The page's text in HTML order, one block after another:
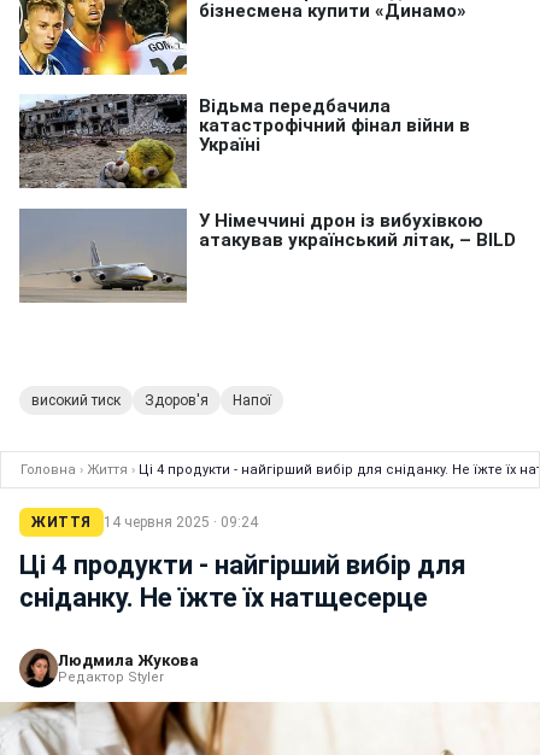
високий тиск Здоров'я Напої
Головна › Життя › Ці 4 продукти - найгірший вибір для сніданку. Не їжте їх
ЖИТТЯ 14 червня 2025 · 09:24
Ці 4 продукти - найгірший вибір для
сніданку. Не їжте їх натщесерце
Людмила Жукова
Редактор Styler